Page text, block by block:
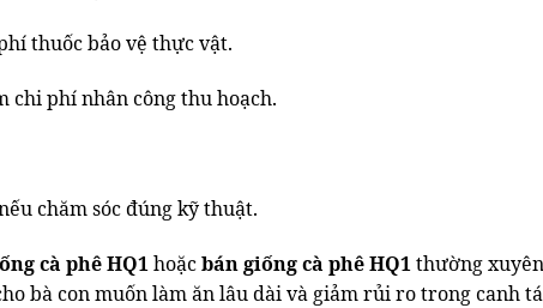
thuốc bảo vệ thực vật.
chi phí nhân công thu hoạch.
chăm sóc đúng kỹ thuật.
cà phê HQ1hoặcbán giống cà phê HQ1thường
bà con muốn làm ăn lâu dài và giảm rủi ro trong canh